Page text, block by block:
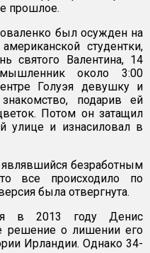
прошлое.
был осужден на
студентки,
святого Валентина, 14
около 3:00
Голуэя девушку и
подарив ей
Потом он затащил
улице и изнасиловал в
безработным
все происходило по
была отвергнута.
в 2013 году Денис
решение о лишении его
Ирландии. Однако 34-